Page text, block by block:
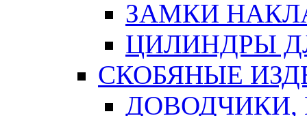
ЗАМКИ
ЦИЛИНДРЫ
СКОБЯНЫЕ